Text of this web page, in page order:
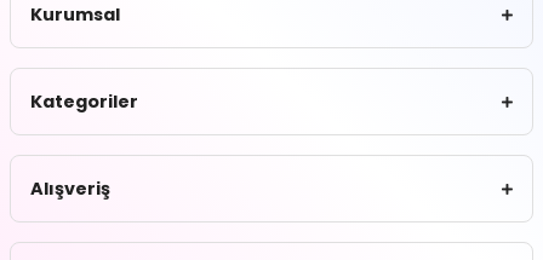
Kurumsal
Kategoriler
Alışveriş